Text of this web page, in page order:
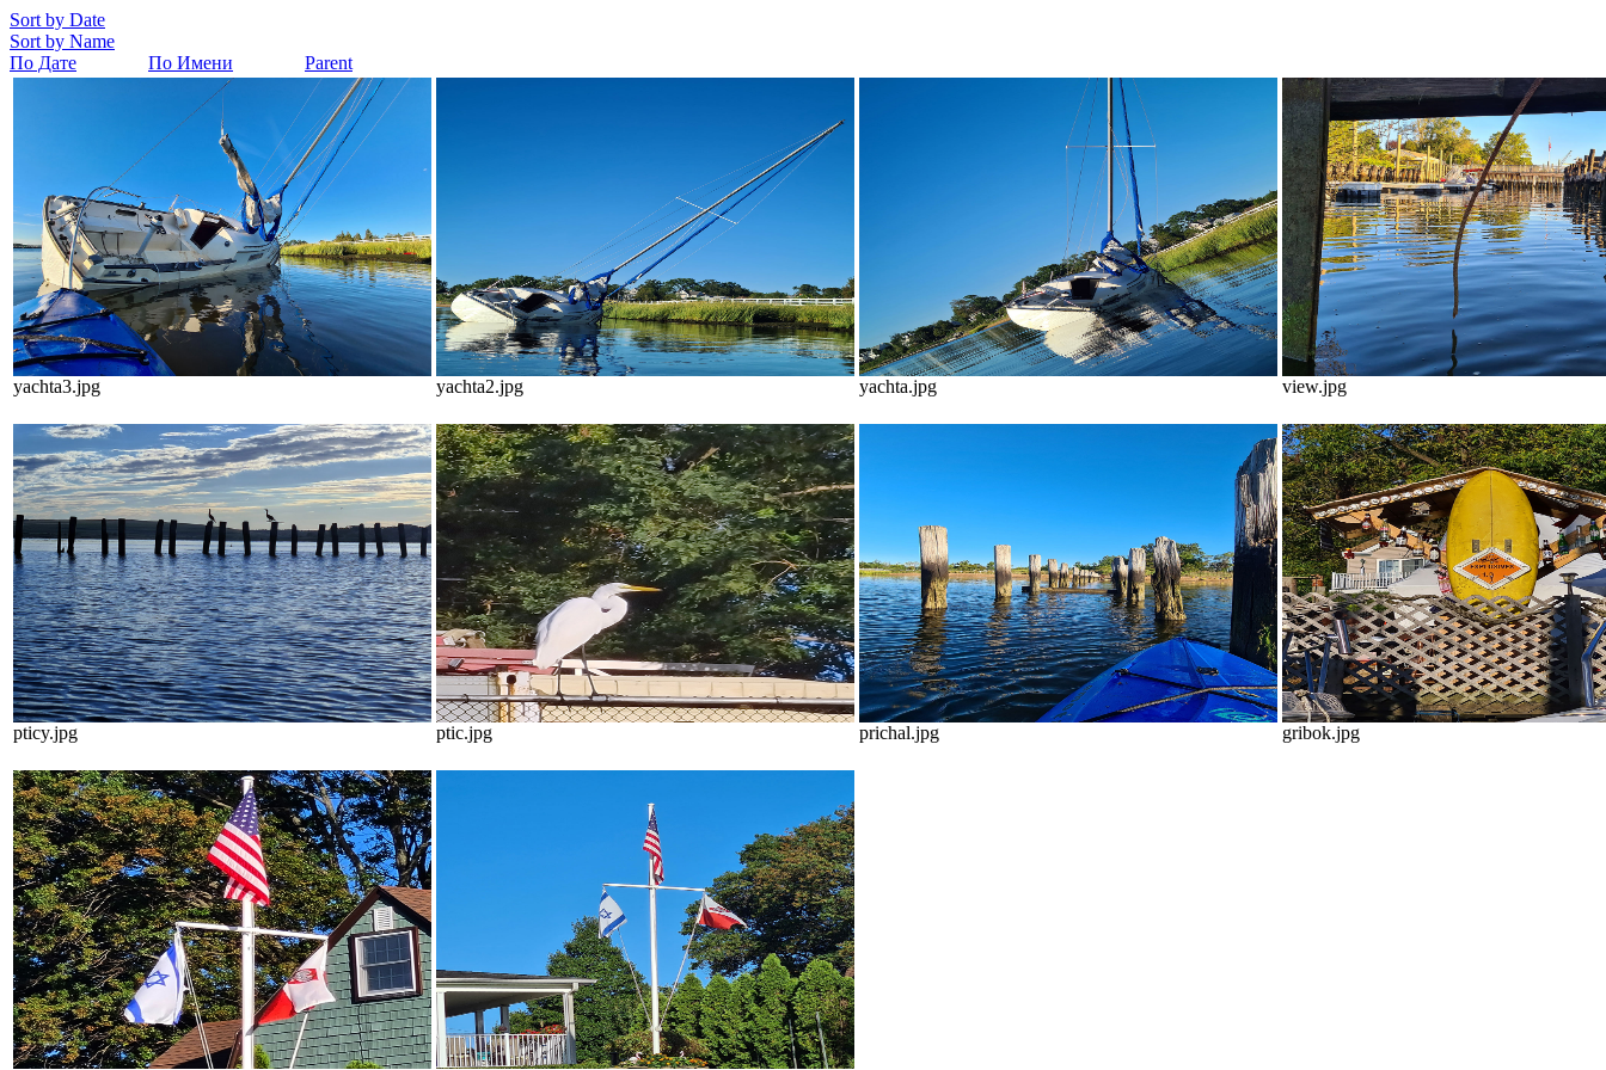
Sort by Date
Sort by Name
По Дате
По Имени Parent
yachta3.jpg yachta2.jpg yachta.jpg view.jpg
pticy.jpg ptic.jpg prichal.jpg gribok.jpg